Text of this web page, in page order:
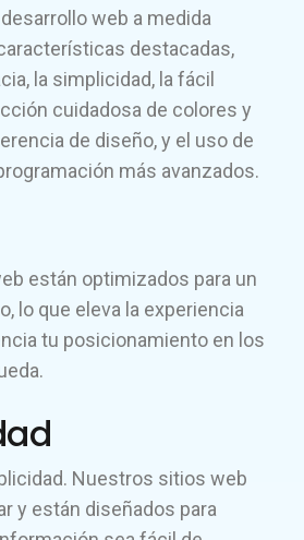
web a medida
destacadas,
la simplicidad, la fácil
cuidadosa de colores y
de diseño, y el uso de
más avanzados.
están optimizados para un
lo que eleva la experiencia
tu posicionamiento en los
Nuestros sitios web
y están diseñados para